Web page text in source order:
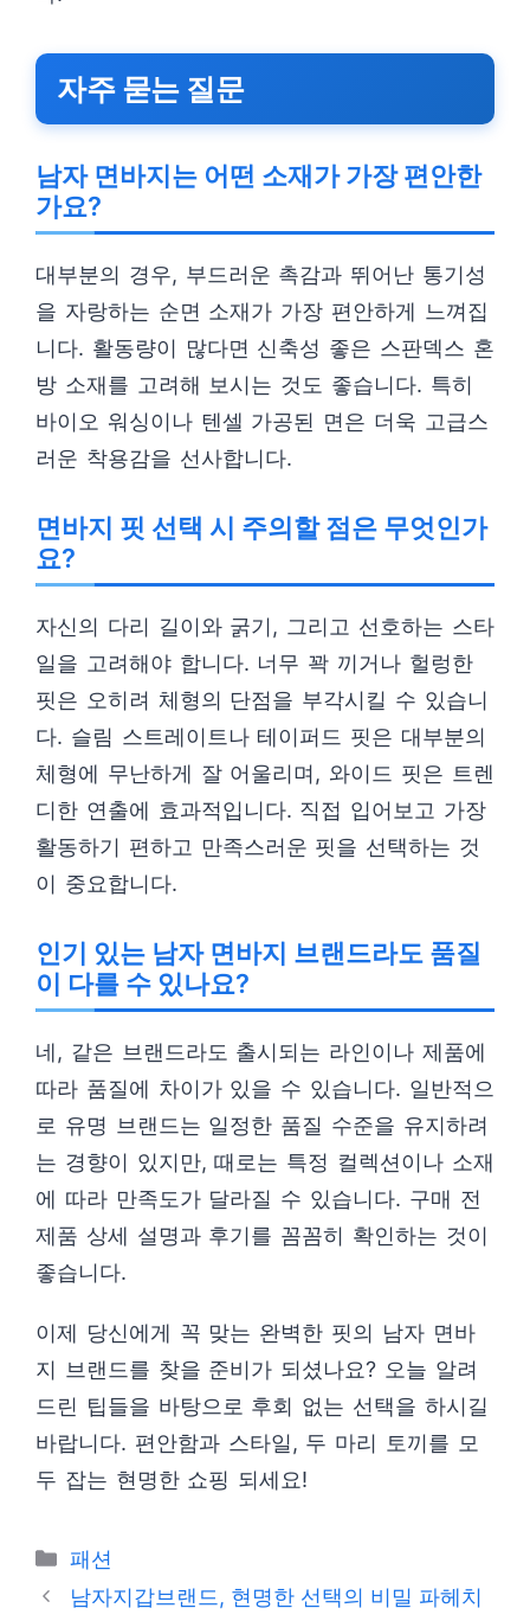
자주 묻는 질문
남자 면바지는 어떤 소재가 가장 편안한
가요?
대부분의 경우, 부드러운 촉감과 뛰어난 통기성
을 자랑하는 순면 소재가 가장 편안하게 느껴집
니다. 활동량이 많다면 신축성 좋은 스판덱스 혼
방 소재를 고려해 보시는 것도 좋습니다. 특히
바이오 워싱이나 텐셀 가공된 면은 더욱 고급스
러운 착용감을 선사합니다.
면바지 핏 선택 시 주의할 점은 무엇인가
요?
자신의 다리 길이와 굵기, 그리고 선호하는 스타
일을 고려해야 합니다. 너무 꽉 끼거나 헐렁한
핏은 오히려 체형의 단점을 부각시킬 수 있습니
다. 슬림 스트레이트나 테이퍼드 핏은 대부분의
체형에 무난하게 잘 어울리며, 와이드 핏은 트렌
디한 연출에 효과적입니다. 직접 입어보고 가장
활동하기 편하고 만족스러운 핏을 선택하는 것
이 중요합니다.
인기 있는 남자 면바지 브랜드라도 품질
이 다를 수 있나요?
네, 같은 브랜드라도 출시되는 라인이나 제품에
따라 품질에 차이가 있을 수 있습니다. 일반적으
로 유명 브랜드는 일정한 품질 수준을 유지하려
는 경향이 있지만, 때로는 특정 컬렉션이나 소재
에 따라 만족도가 달라질 수 있습니다. 구매 전
제품 상세 설명과 후기를 꼼꼼히 확인하는 것이
좋습니다.
이제 당신에게 꼭 맞는 완벽한 핏의 남자 면바
지 브랜드를 찾을 준비가 되셨나요? 오늘 알려
드린 팁들을 바탕으로 후회 없는 선택을 하시길
바랍니다. 편안함과 스타일, 두 마리 토끼를 모
두 잡는 현명한 쇼핑 되세요!
카
테
패션
남자지갑브랜드, 현명한 선택의 비밀 파헤치